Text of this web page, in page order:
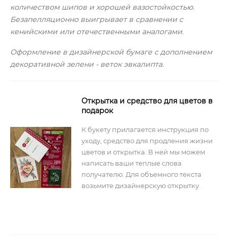
количеством шипов и хорошей вазостойкостью.
Безапелляционно выигрывает в сравнении с
кенийскими или отечественными аналогами.
Оформление в дизайнерской бумаге с дополнением
декоративной зелени - веток эвкалипта.
Открытка и средство для цветов в
подарок
К букету прилагается инструкция по
уходу, средство для продления жизни
цветов и открытка. В ней мы можем
написать ваши теплые слова
получателю. Для объемного текста
возьмите дизайнерскую открытку.